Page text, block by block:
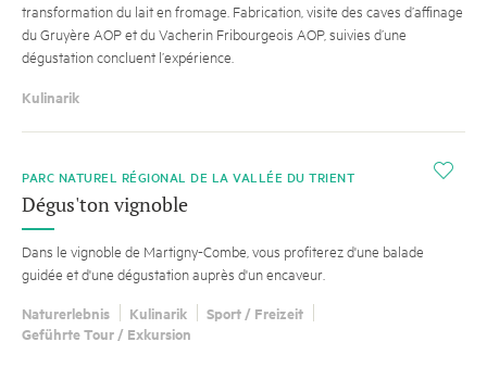
transformation du lait en fromage. Fabrication, visite des caves d’affinage
du Gruyère AOP et du Vacherin Fribourgeois AOP, suivies d’une
dégustation concluent l’expérience.
Kulinarik
i
PARC NATUREL RÉGIONAL DE LA VALLÉE DU TRIENT
Dégus'ton vignoble
Dans le vignoble de Martigny-Combe, vous profiterez d'une balade
guidée et d'une dégustation auprès d'un encaveur.
Naturerlebnis Kulinarik
Sport / Freizeit
Geführte Tour / Exkursion